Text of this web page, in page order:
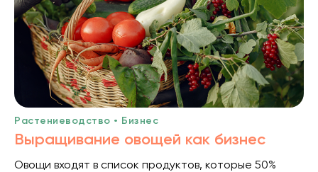
Растениеводство • Бизнес
Выращивание овощей как бизнес
Овощи входят в список продуктов, которые 50%